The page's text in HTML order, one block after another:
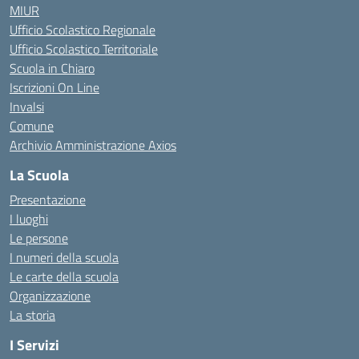
MIUR
Ufficio Scolastico Regionale
Ufficio Scolastico Territoriale
Scuola in Chiaro
Iscrizioni On Line
Invalsi
Comune
Archivio Amministrazione Axios
La Scuola
Presentazione
I luoghi
Le persone
I numeri della scuola
Le carte della scuola
Organizzazione
La storia
I Servizi